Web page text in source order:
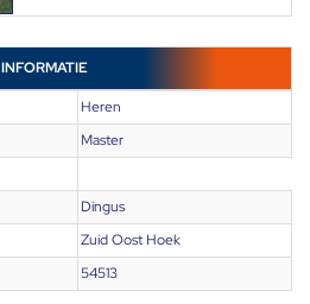
INFORMATIE
Heren
Master
Dingus
Zuid Oost Hoek
54513